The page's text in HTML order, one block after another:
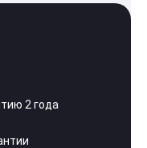
2 года